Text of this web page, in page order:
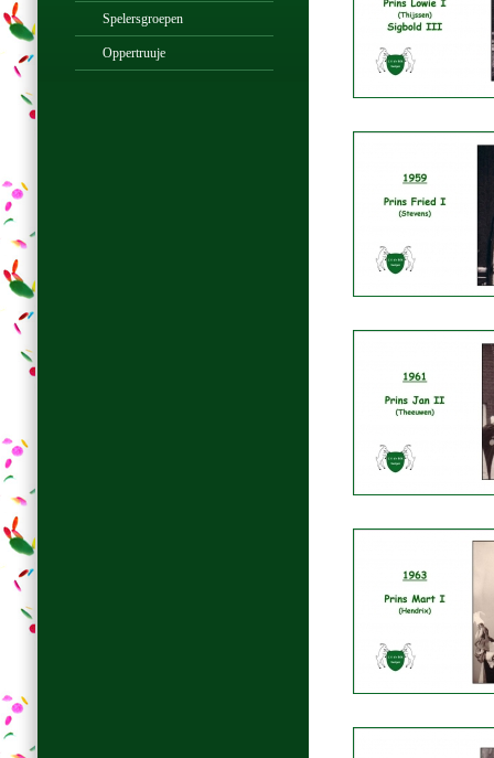
Spelersgroepen
Oppertruuje